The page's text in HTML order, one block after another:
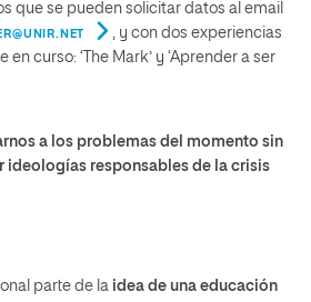
que se pueden solicitar datos al email
, y con dos experiencias
curso: ‘The Mark’ y ‘Aprender a ser
a los problemas del momento sin
ideologías responsables de la crisis
parte de la idea de una educación